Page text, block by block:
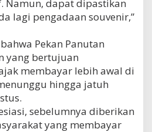
Namun, dapat dipastikan
lagi pengadaan souvenir,”
Pekan Panutan
yang bertujuan
membayar lebih awal di
hingga jatuh
sebelumnya diberikan
yang membayar